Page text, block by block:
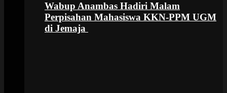
Wabup Anambas Hadiri Malam
Perpisahan Mahasiswa KKN-PPM UGM
di Jemaja ‎